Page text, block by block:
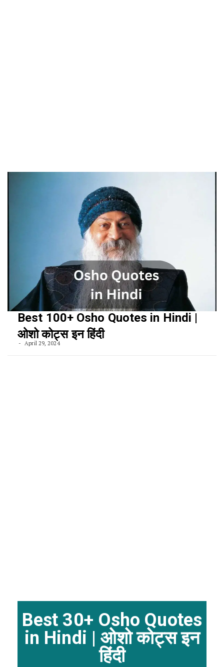
Best 100+ Osho Quotes in Hindi |
ओशो कोट्स इन हिंदी
April 29, 2024
Best 30+ Osho Quotes
in Hindi | ओशो कोट्स इन
हिंदी